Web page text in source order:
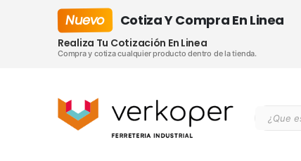
Nuevo Cotiza Y Compra En Linea
Realiza Tu Cotización En Linea
Compra y cotiza cualquier producto dentro de la tienda.